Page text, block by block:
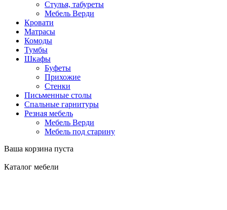
Стулья, табуреты
Мебель Верди
Кровати
Матрасы
Комоды
Тумбы
Шкафы
Буфеты
Прихожие
Стенки
Письменные столы
Спальные гарнитуры
Резная мебель
Мебель Верди
Мебель под старину
Ваша корзина пуста
Каталог мебели